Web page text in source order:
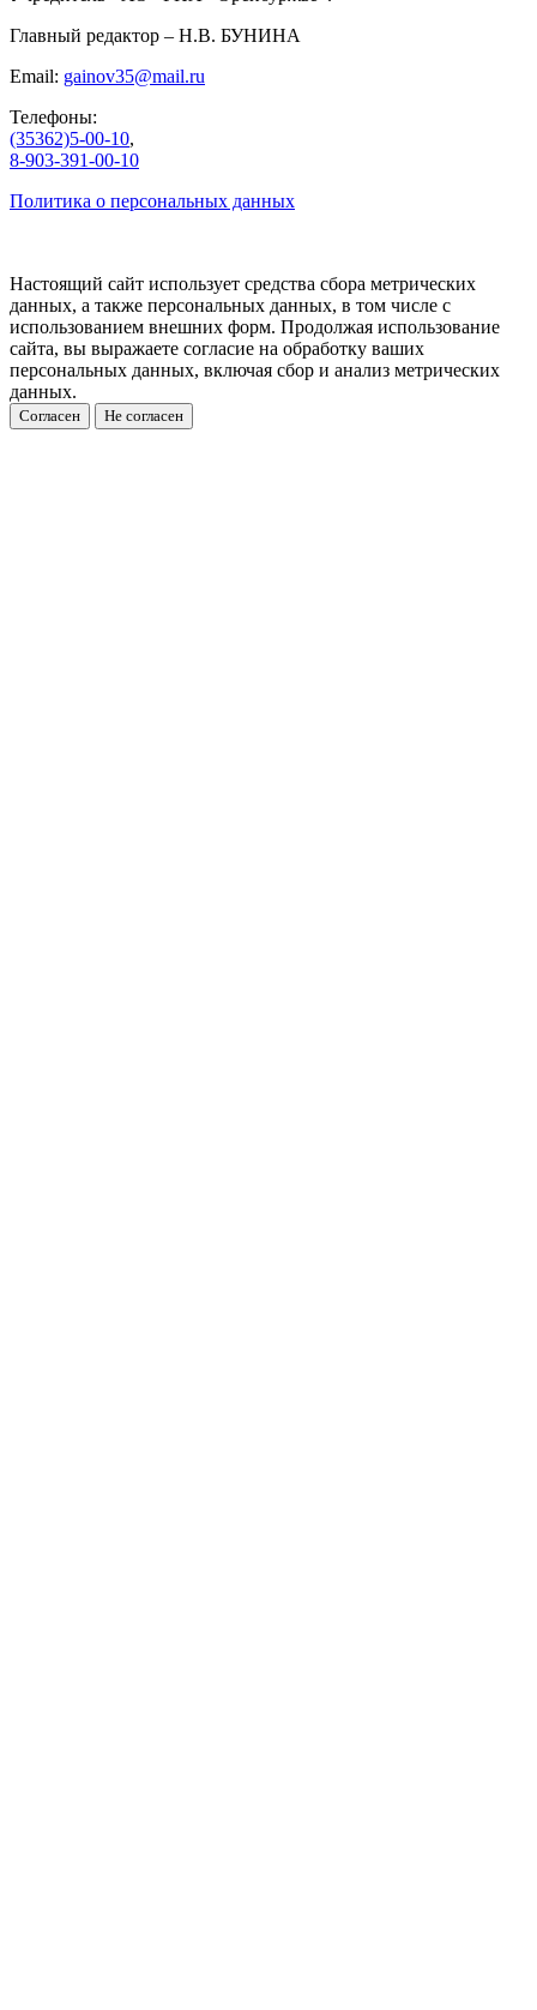
Главный редактор – Н.В. БУНИНА
Email: gainov35@mail.ru
Телефоны:
(35362)5-00-10,
8-903-391-00-10
Политика о персональных данных
Настоящий сайт использует средства сбора метрических
данных, а также персональных данных, в том числе с
использованием внешних форм. Продолжая использование
сайта, вы выражаете согласие на обработку ваших
персональных данных, включая сбор и анализ метрических
данных.
Согласен Не согласен